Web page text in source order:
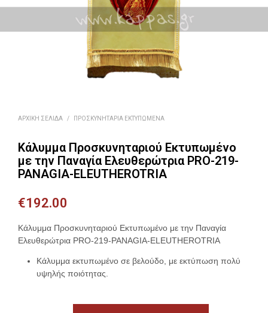
ΑΡΧΙΚΉ ΣΕΛΊΔΑ / ΠΡΟΣΚΥΝΗΤΆΡΙΑ ΕΚΤΥΠΩΜΈΝΑ
Κάλυμμα Προσκυνηταριού Εκτυπωμένο
με την Παναγία Ελευθερώτρια PRO-219-
PANAGIA-ELEUTHEROTRIA
€192.00
Κάλυμμα Προσκυνηταριού Εκτυπωμένο με την Παναγία
Ελευθερώτρια PRO-219-PANAGIA-ELEUTHEROTRIA
Κάλυμμα εκτυπωμένο σε βελούδο, με εκτύπωση πολύ
υψηλής ποιότητας.